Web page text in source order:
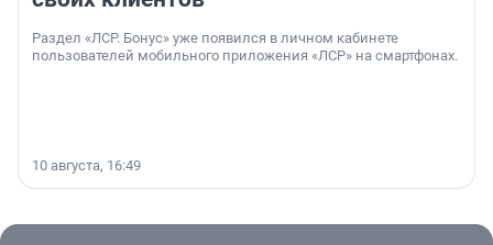
Раздел «ЛСР. Бонус» уже появился в личном кабинете
пользователей мобильного приложения «ЛСР» на смартфонах.
10 августа, 16:49